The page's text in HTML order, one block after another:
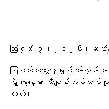
ဩဂုတ်-၇၊၂၀၂၆။ဆဏ်း/
ဩဂုတ်လမွေးနေ့ရှင် တော်လှ
ရဲ့ မွေးနေ့မှာ သီချင်းသစ်တစ်
တယ်။